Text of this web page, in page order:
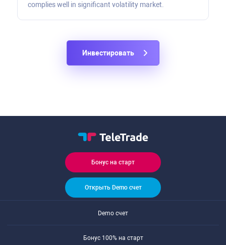
complies well in significant volatility market.
Инвестировать
Бонус на старт
Открыть Demo счет
Demo счет
Бонус 100% на старт